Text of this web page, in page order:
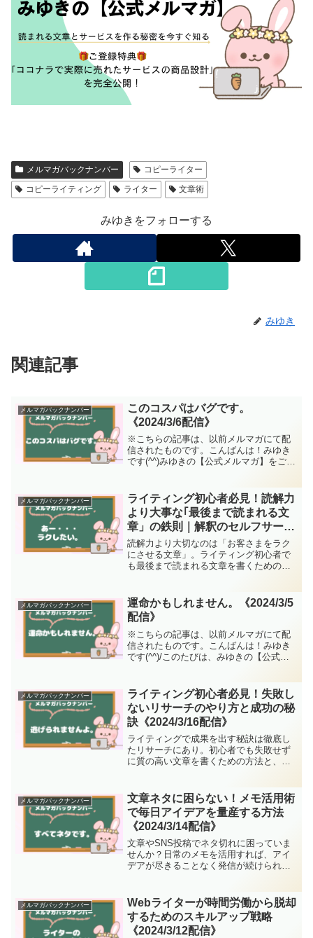
メルマガバックナンバー
コピーライター
コピーライティング
ライター 文章術
みゆきをフォローする
みゆき
関連記事
メルマガバックナンバー
このコスパはバグです。
《2024/3/6配信》
※こちらの記事は、以前メルマガにて配
信されたものです。こんばんは！みゆき
です(^^)みゆきの【公式メルマガ】をご愛
プレゼント企画『ノーパソ１台で稼げる
文章術 ｢たった２...
メルマガバックナンバー
ライティング初心者必見！読解力
より大事な｢最後まで読まれる文
章」の鉄則｜解釈のセルフサービ
スは禁止《2024/3/10配信》
読解力より大切なのは「お客さまをラク
にさせる文章」。ライティング初心者で
も最後まで読まれる文章を書くための鉄
メルマガバックナンバー
運命かもしれません。《2024/3/5
配信》
※こちらの記事は、以前メルマガにて配
信されたものです。こんばんは！みゆき
です(^^)/このたびは、みゆきの【公式メ
いました！初めてのプレゼント企画にも
関わらず、たくさん...
メルマガバックナンバー
ライティング初心者必見！失敗し
ないリサーチのやり方と成功の秘
訣《2024/3/16配信》
ライティングで成果を出す秘訣は徹底し
たリサーチにあり。初心者でも失敗せず
に質の高い文章を書くための方法と、リ
メルマガバックナンバー
文章ネタに困らない！メモ活用術
で毎日アイデアを量産する方法
《2024/3/14配信》
文章やSNS投稿でネタ切れに困っていま
せんか？日常のメモを活用すれば、アイ
デアが尽きることなく発信が続けられま
メルマガバックナンバー
Webライターが時間労働から脱却
するためのスキルアップ戦略
《2024/3/12配信》